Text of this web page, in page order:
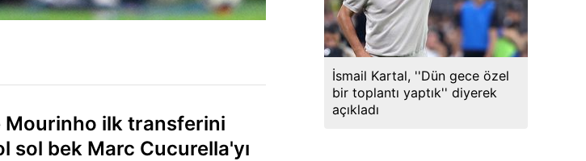
Mourinho ilk transferini
sol bek Marc Cucurella'yı
İsmail Kartal, ''Dün gece özel
bir toplantı yaptık'' diyerek
açıkladı